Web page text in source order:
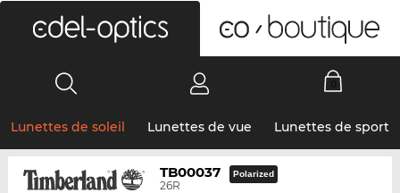
Lunettes de soleil Lunettes de vue Lunettes de sport
TB00037
26R
Polarized